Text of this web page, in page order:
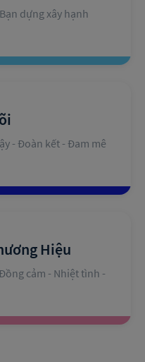
dựng xây hạnh
- Đoàn kết - Đam mê
Hiệu
cảm - Nhiệt tình -